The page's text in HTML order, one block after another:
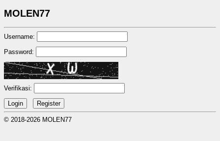
MOLEN77
Username:
Password:
Verifikasi:
© 2018-2026 MOLEN77